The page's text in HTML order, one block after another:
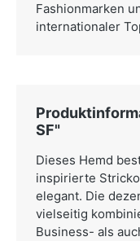
Fashionmarken
internationaler
SF"
Dieses Hemd
inspirierte
elegant. Die
vielseitig
Business- als